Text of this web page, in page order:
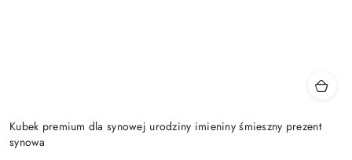
Kubek premium dla synowej urodziny imieniny śmieszny prezent
synowa